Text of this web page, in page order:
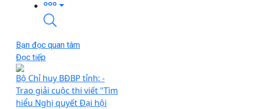
Bạn đọc quan tâm
Đọc tiếp
Bộ Chỉ huy BĐBP tỉnh: -
Trao giải cuộc thi viết "Tìm
hiểu Nghị quyết Đại hội